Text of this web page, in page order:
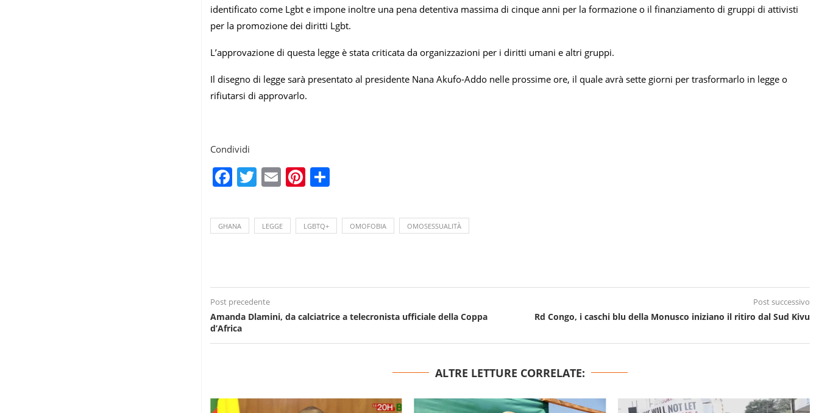
identificato come Lgbt e impone inoltre una pena detentiva massima di cinque anni per la formazione o il finanziamento di gruppi di attivisti
per la promozione dei diritti Lgbt.
L’approvazione di questa legge è stata criticata da organizzazioni per i diritti umani e altri gruppi.
Il disegno di legge sarà presentato al presidente Nana Akufo-Addo nelle prossime ore, il quale avrà sette giorni per trasformarlo in legge o
rifiutarsi di approvarlo.
Condividi
Facebook
Twitter
EmailPinterest
GHANA LEGGE LGBTQ+ OMOFOBIA OMOSESSUALITÀ
Post precedente
Amanda Dlamini, da calciatrice a telecronista ufficiale della Coppa
d’Africa
Post successivo
Rd Congo, i caschi blu della Monusco iniziano il ritiro dal Sud Kivu
ALTRE LETTURE CORRELATE: